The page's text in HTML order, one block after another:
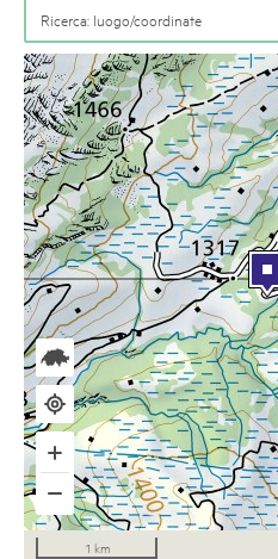
OFFERTE
Evento
INFORMAZIONI BASE
1 km